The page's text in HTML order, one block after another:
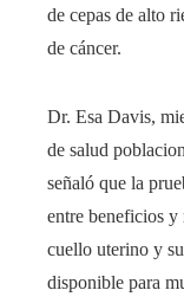
de cepas de alto
de cáncer.
Dr. Esa Davis,
de salud
señaló que la
entre beneficios y
cuello uterino y
disponible para